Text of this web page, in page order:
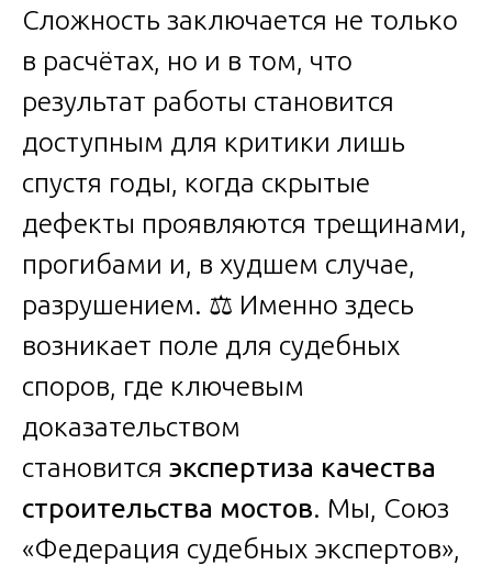
Сложность заключается не только
в расчётах, но и в том, что
результат работы становится
доступным для критики лишь
спустя годы, когда скрытые
дефекты проявляются трещинами,
прогибами и, в худшем случае,
разрушением. ⚖️ Именно здесь
возникает поле для судебных
споров, где ключевым
доказательством
становится экспертиза качества
строительства мостов. Мы, Союз
«Федерация судебных экспертов»,